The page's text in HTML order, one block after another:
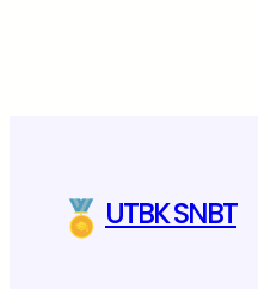
UTBK SNBT